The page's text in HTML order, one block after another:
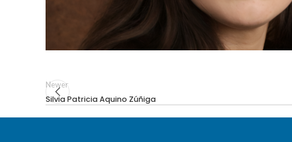
Newer
Silvia Patricia Aquino Zúñiga